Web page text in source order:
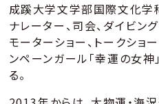
成蹊大学文学部国際文化学
ナレーター、司会、ダイビング
モーターショー、トークショ
ンペーンガール「幸運の女
る。